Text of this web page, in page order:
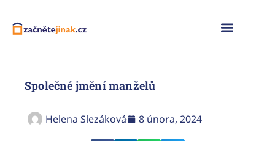
Společné jmění manželů
Helena Slezáková 8 února, 2024